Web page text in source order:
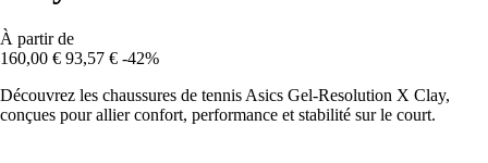
À partir de
160,00 € 93,57 € -42%
Découvrez les chaussures de tennis Asics Gel-Resolution X Clay,
conçues pour allier confort, performance et stabilité sur le court.